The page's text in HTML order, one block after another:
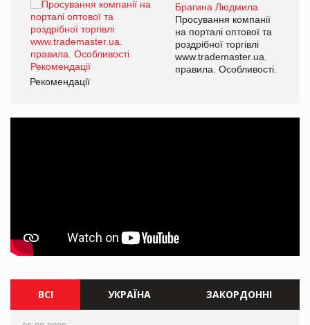
Брагина Людмила
Просування компанії
на порталі оптової та
роздрібної торгівлі
www.trademaster.ua.
правила. Особливості.
Рекомендації
ВСІ УКРАЇНА ЗАКОРДОННІ